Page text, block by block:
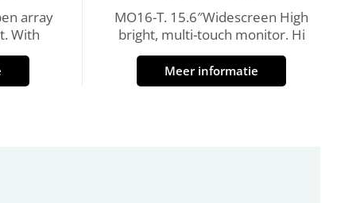
array
With
MO16-T. 15.6″Widescreen High
bright, multi-touch monitor. Hi
Meer informatie